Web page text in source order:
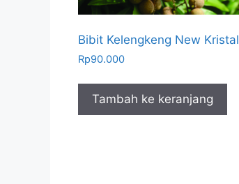
Bibit Kelengkeng New Kristal
Rp90.000
Tambah ke keranjang